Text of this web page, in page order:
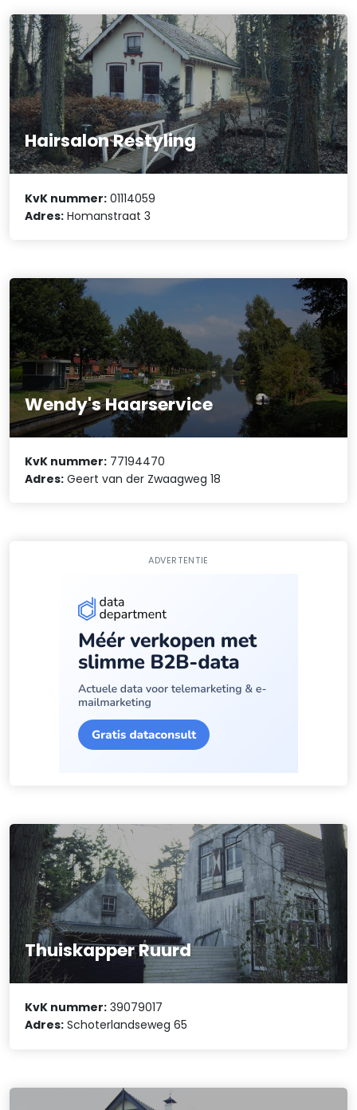
Hairsalon Restyling
KvK nummer: 01114059
Adres: Homanstraat 3
Wendy's Haarservice
KvK nummer: 77194470
Adres: Geert van der Zwaagweg 18
ADVERTENTIE
Thuiskapper Ruurd
KvK nummer: 39079017
Adres: Schoterlandseweg 65